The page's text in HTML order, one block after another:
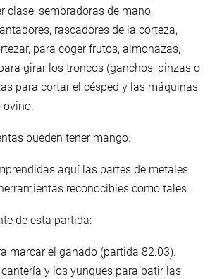
clase, sembradoras de mano,
rascadores de la corteza,
para coger frutos, almohazas,
girar los troncos (ganchos, pinzas o
para cortar el césped y las máquinas
ovino.
pueden tener mango.
aquí las partes de metales
reconocibles como tales.
de esta partida:
marcar el ganado (partida 82.03).
y los yunques para batir las